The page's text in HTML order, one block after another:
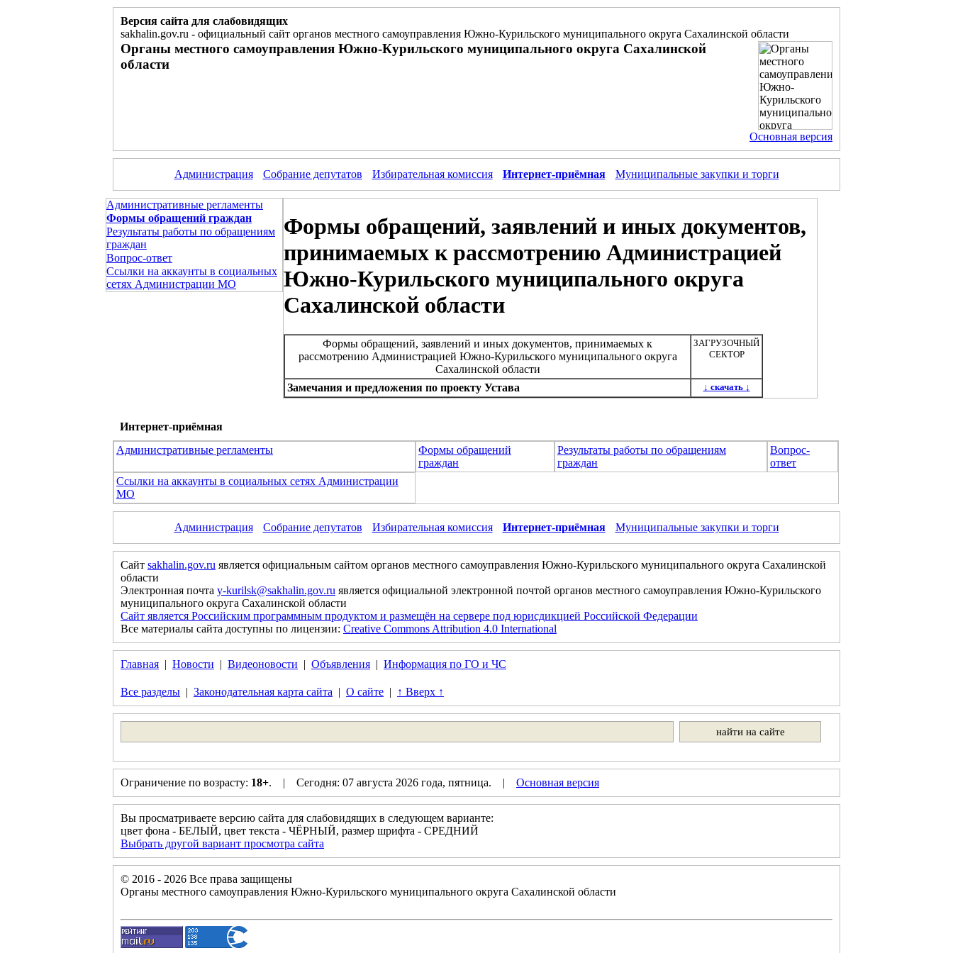
Версия сайта для слабовидящих
sakhalin.gov.ru - официальный сайт органов местного самоуправления Южно-Курильского муниципального округа Сахалинской области
Органы местного самоуправления Южно-Курильского муниципального округа Сахалинской
области
Основная версия
Администрация Собрание депутатов Избирательная комиссия Интернет-приёмная Муниципальные закупки и торги
Административные регламенты
Формы обращений граждан
Результаты работы по обращениям
граждан
Вопрос-ответ
Ссылки на аккаунты в социальных
сетях Администрации МО
Формы обращений, заявлений и иных документов,
принимаемых к рассмотрению Администрацией
Южно-Курильского муниципального округа
Сахалинской области
Формы обращений, заявлений и иных документов, принимаемых к
рассмотрению Администрацией Южно-Курильского муниципального округа
Сахалинской области
ЗАГРУЗОЧНЫЙ
СЕКТОР
Замечания и предложения по проекту Устава ↓ скачать ↓
Интернет-приёмная
Административные регламенты
Формы обращений
граждан
Результаты работы по обращениям
граждан
Вопрос-
ответ
Ссылки на аккаунты в социальных сетях Администрации
МО
Администрация Собрание депутатов Избирательная комиссия Интернет-приёмная Муниципальные закупки и торги
Сайт sakhalin.gov.ru является официальным сайтом органов местного самоуправления Южно-Курильского муниципального округа Сахалинской
области
Электронная почта y-kurilsk@sakhalin.gov.ru является официальной электронной почтой органов местного самоуправления Южно-Курильского
муниципального округа Сахалинской области
Сайт является Российским программным продуктом и размещён на сервере под юрисдикцией Российской Федерации
Все материалы сайта доступны по лицензии: Creative Commons Attribution 4.0 International
Главная | Новости | Видеоновости | Объявления | Информация по ГО и ЧС
Все разделы | Законодательная карта сайта | О сайте | ↑ Вверх ↑
Ограничение по возрасту: 18+. | Сегодня: 07 августа 2026 года, пятница. | Основная версия
Вы просматриваете версию сайта для слабовидящих в следующем варианте:
цвет фона - БЕЛЫЙ, цвет текста - ЧЁРНЫЙ, размер шрифта - СРЕДНИЙ
Выбрать другой вариант просмотра сайта
© 2016 - 2026 Все права защищены
Органы местного самоуправления Южно-Курильского муниципального округа Сахалинской области